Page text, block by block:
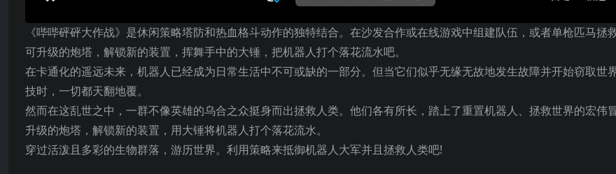
《哔哔砰砰大作战》是休闲策略塔防和热血格斗动作的独特结合。在沙发合作或在线游戏中组建队伍，或者单枪匹马拯
可升级的炮塔，解锁新的装置，挥舞手中的大锤，把机器人打个落花流水吧。
在卡通化的遥远未来，机器人已经成为日常生活中不可或缺的一部分。但当它们似乎无缘无故地发生故障并开始窃取世
技时，一切都天翻地覆。
然而在这乱世之中，一群不像英雄的乌合之众挺身而出拯救人类。他们各有所长，踏上了重置机器人、拯救世界的宏伟
升级的炮塔，解锁新的装置，用大锤将机器人打个落花流水。
穿过活泼且多彩的生物群落，游历世界。利用策略来抵御机器人大军并且拯救人类吧!